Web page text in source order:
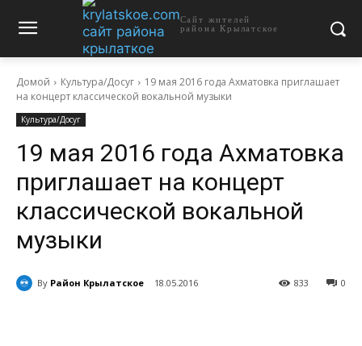
Сайт жителей
района Крылатское
Домой Культура/Досуг
19 мая 2016 года Ахматовка приглашает
на концерт классической вокальной музыки
Культура/Досуг
19 мая 2016 года Ахматовка
приглашает на концерт
классической вокальной
музыки
By Район Крылатское 18.05.2016 0
833